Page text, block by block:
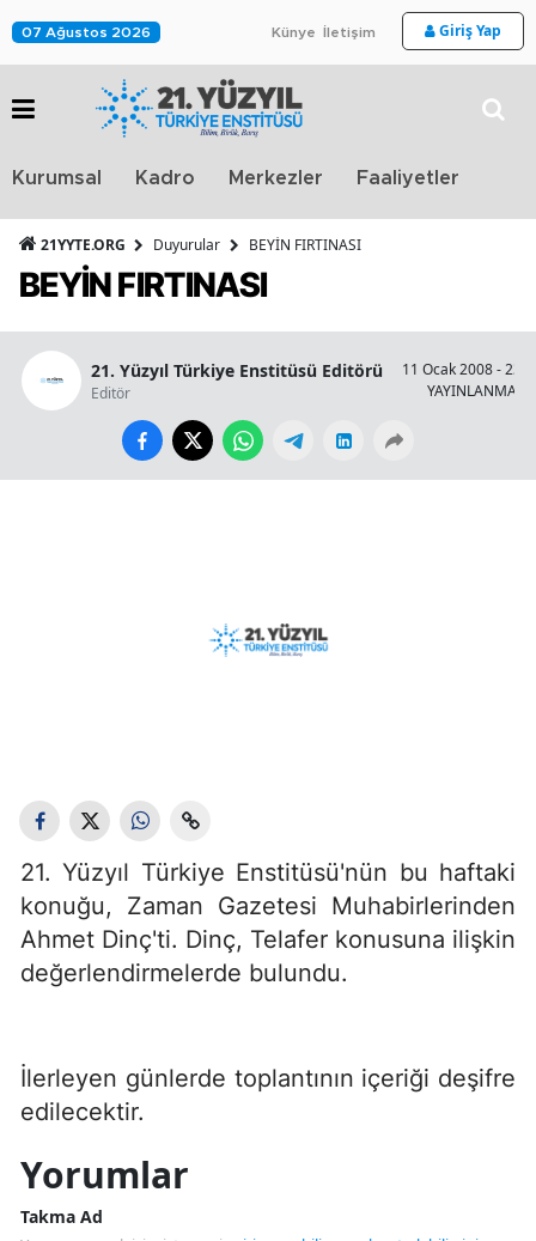
07 Ağustos 2026 Künye İletişim Giriş Yap
Kurumsal Kadro Merkezler Faaliyetler
21YYTE.ORG Duyurular BEYİN FIRTINASI
BEYİN FIRTINASI
21. Yüzyıl Türkiye Enstitüsü Editörü
Editör
11 Ocak 2008 -
YAYINLANMA
21. Yüzyıl Türkiye Enstitüsü'nün bu haftaki
konuğu, Zaman Gazetesi Muhabirlerinden
Ahmet Dinç'ti. Dinç, Telafer konusuna ilişkin
değerlendirmelerde bulundu.
İlerleyen günlerde toplantının içeriği deşifre
edilecektir.
Yorumlar
Takma Ad